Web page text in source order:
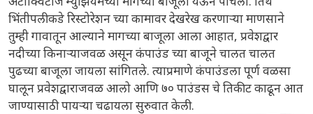
भिंतीपलीकडे रिस्टोरेशन च्या कामावर देखरेख करणाऱ्या माणसाने
तुम्ही गावातून आल्याने मागच्या बाजूला आला आहात, प्रवेशद्वार
नदीच्या किनाऱ्याजवळ असून कंपाउंड च्या बाजूने चालत चालत
पुढच्या बाजूला जायला सांगितले. त्याप्रमाणे कंपाउंडला पूर्ण वळसा
घालून प्रवेशद्वाराजवळ आलो आणि ७० पाउंडस चे तिकीट काढून आत
जाण्यासाठी पायऱ्या चढायला सुरुवात केली.